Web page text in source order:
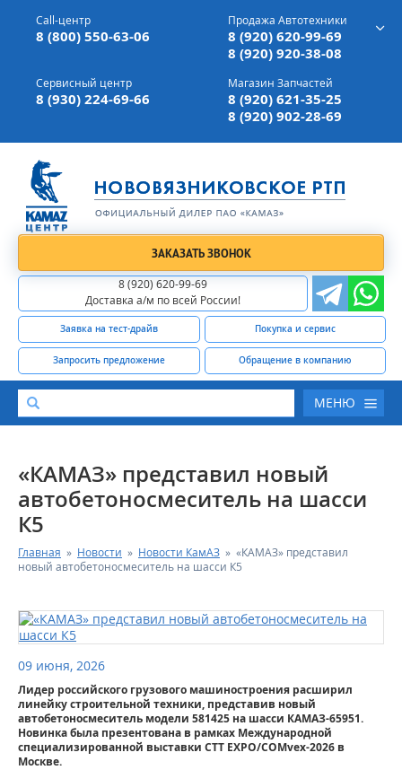
г. Вязники,ул. Механизаторов, д 90
Доставка а/м,по всей России
Call-центр
8 (800) 550-63-06
Продажа Автотехники
8 (920) 620-99-69
8 (920) 920-38-08
Сервисный центр
8 (930) 224-69-66
Магазин Запчастей
8 (920) 621-35-25
8 (920) 902-28-69
ЗАКАЗАТЬ ЗВОНОК
8 (920) 620-99-69
Доставка а/м по всей России!
Заявка на тест-драйв Покупка и сервис
Запросить предложение Обращение в компанию
МЕНЮ
КАТАЛОГ АВТОТЕХНИКИ
СЕРВИС И ГАРАНТИЙНЫЕ ОБЯЗАТЕЛЬСТВА
РЕМОНТ ДВИГАТЕЛЕЙ КАМАЗ
ФИНАНСОВЫЙ СЕРВИС
ФОТОГАЛЕРЕЯ
«КАМАЗ» представил новый
автобетоносмеситель на шасси
К5
Главная » Новости » Новости КамАЗ » «КАМАЗ» представил
новый автобетоносмеситель на шасси К5
09 июня, 2026
Лидер российского грузового машиностроения расширил
линейку строительной техники, представив новый
автобетоносмеситель модели 581425 на шасси КАМАЗ-65951.
Новинка была презентована в рамках Международной
специализированной выставки CTT EXPO/COMvex-2026 в
Москве.